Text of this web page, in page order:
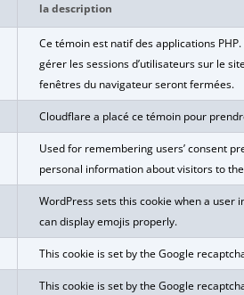
la description
Ce témoin est natif des applications
gérer les sessions d’utilisateurs sur le
fenêtres du navigateur seront fermées.
Cloudflare a placé ce témoin pour
Used for remembering users’ consent
personal information about visitors to
WordPress sets this cookie when a
can display emojis properly.
This cookie is set by the Google
This cookie is set by the Google